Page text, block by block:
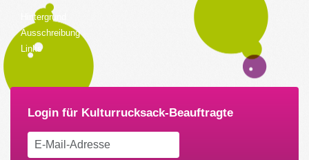
Hintergrund
Ausschreibung
Links